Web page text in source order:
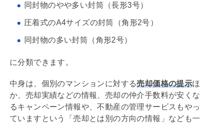
同封物のやや多い封筒（長形3号）
圧着式のA4サイズの封筒（角形2号）
同封物の多い封筒（角形2号）
に分類できます。
中身は、個別のマンションに対する売却価格の提示ほ
か、売却実績などの情報、売却の仲介手数料が安くな
るキャンペーン情報や、不動産の管理サービスもやっ
ていますという「売却とは別の方向の情報」なども一